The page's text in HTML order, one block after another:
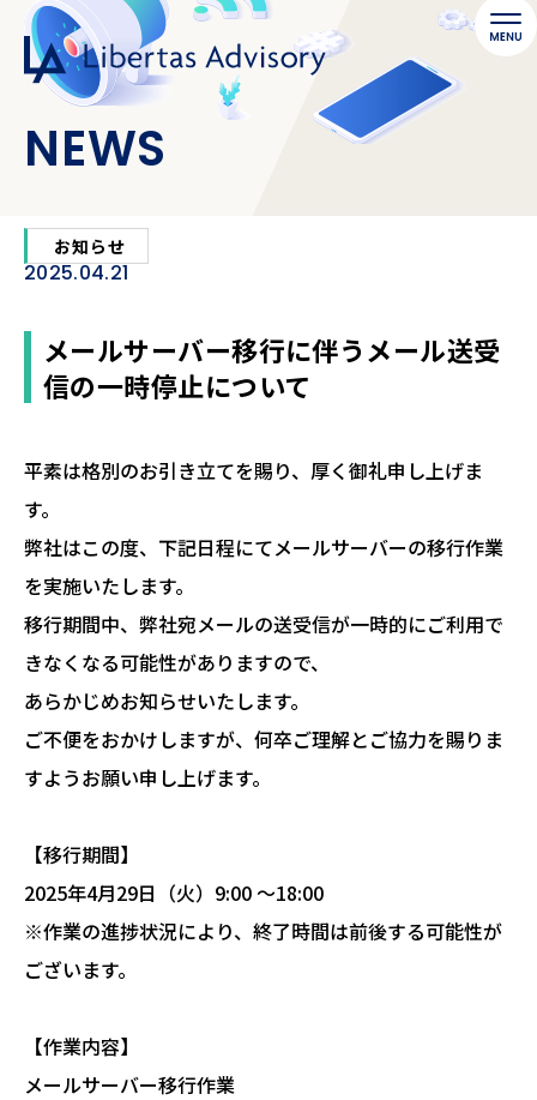
NEWS
お知らせ
2025.04.21
メールサーバー移行に伴うメール送受
信の一時停止について
平素は格別のお引き立てを賜り、厚く御礼申し上げま
す。
弊社はこの度、下記日程にてメールサーバーの移行作業
を実施いたします。
移行期間中、弊社宛メールの送受信が一時的にご利用で
きなくなる可能性がありますので、
あらかじめお知らせいたします。
ご不便をおかけしますが、何卒ご理解とご協力を賜りま
すようお願い申し上げます。
【移行期間】
2025年4月29日（火）9:00 ～18:00
※作業の進捗状況により、終了時間は前後する可能性が
ございます。
【作業内容】
メールサーバー移行作業